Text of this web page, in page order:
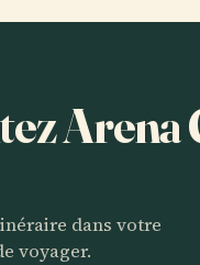
Arena
dans votre
voyager.